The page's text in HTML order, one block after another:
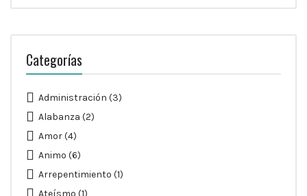
Categorías
Administración (3)
Alabanza (2)
Amor(4)
Animo (6)
Arrepentimiento (1)
Ateísmo (1)